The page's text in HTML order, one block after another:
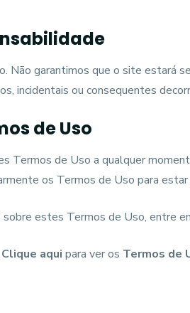
Não garantimos que o site estará
incidentais ou consequentes
de Uso
Termos de Uso a qualquer
os Termos de Uso para
estes Termos de Uso, entre
Clique aqui para ver os Termos de